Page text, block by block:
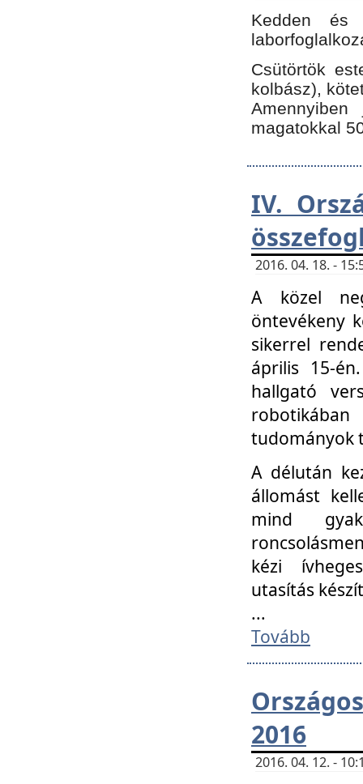
Kedden és
Csütörtök
kolbász),
Amennyiben
magatokkal
IV.
2016. 04. 18. -
A közel
öntevékeny
sikerrel
április 15-
hallgató
tudományok
A délután
állomást
mind
kézi
utasítás
...
Tovább
2016
2016. 04. 12. -